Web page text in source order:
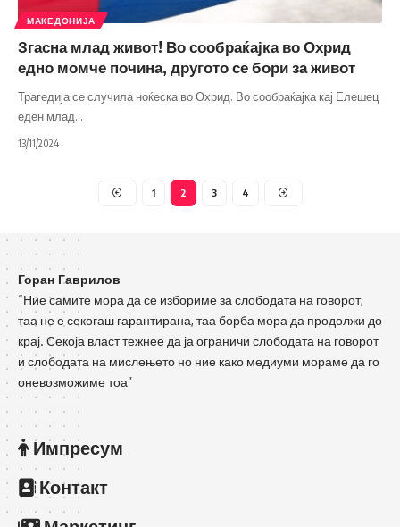
МАКЕДОНИЈА
Згасна млад живот! Во сообраќајка во Охрид
едно момче почина, другото се бори за живот
Трагедија се случила ноќеска во Охрид. Во сообраќајка кај Елешец
еден млад…
13/11/2024
1 2 3 4
Горан Гаврилов
“Ние самите мора да се избориме за слободата на говорот,
таа не е секогаш гарантирана, таа борба мора да продолжи до
крај. Секоја власт тежнее да ја ограничи слободата на говорот
и слободата на мислењето но ние како медиуми мораме да го
оневозможиме тоа”
Импресум
Контакт